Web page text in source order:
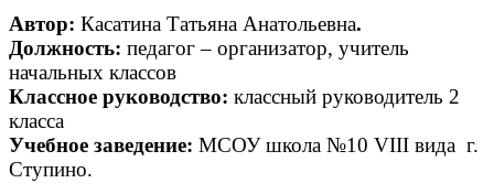
Автор: Касатина Татьяна Анатольевна.
Должность: педагог – организатор, учитель
начальных классов
Классное руководство: классный руководитель 2
класса
Учебное заведение: МСОУ школа №10 VIII вида г.
Ступино.